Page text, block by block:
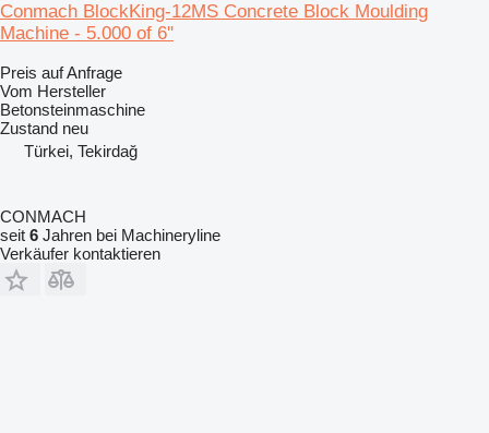
Conmach BlockKing-12MS Concrete Block Moulding
Machine - 5.000 of 6''
Preis auf Anfrage
Vom Hersteller
Betonsteinmaschine
Zustand neu
Türkei, Tekirdağ
CONMACH
seit 6 Jahren bei Machineryline
Verkäufer kontaktieren